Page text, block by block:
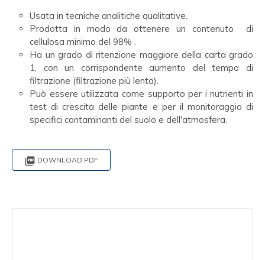
Usata in tecniche analitiche qualitative.
Prodotta in modo da ottenere un contenuto di
cellulosa minimo del 98% .
Ha un grado di ritenzione maggiore della carta grado
1, con un corrispondente aumento del tempo di
filtrazione (filtrazione più lenta).
Può essere utilizzata come supporto per i nutrienti in
test di crescita delle piante e per il monitoraggio di
specifici contaminanti del suolo e dell'atmosfera.
 DOWNLOAD PDF